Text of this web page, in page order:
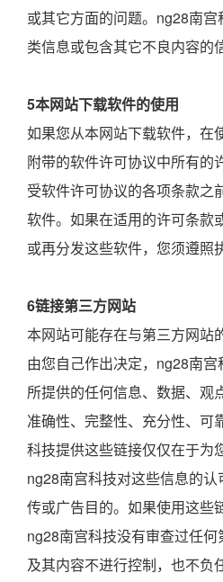
或其它方面的问题。ng28南
类信息或包含其它不良内容的
5本网站下载软件的使用
如果您从本网站下载软件，在
附带的软件许可协议中所有的
受软件许可协议的各项条款之
软件。如果在适用的许可条款
或再分发这些软件，您须遵照
6链接第三方网站
本网站可能存在与第三方网站
由您自己作出决定，ng28南
所提供的任何信息、数据、观
准确性、完整性、充分性、可
科技提供这些链接仅仅在于为
ng28南宫科技对这些信息的
传或广告目的。如果使用这些
ng28南宫科技没有审查过任
及其内容不进行控制，也不负